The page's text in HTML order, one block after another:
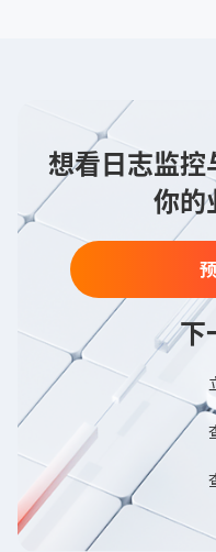
想看日志监控
你的
下